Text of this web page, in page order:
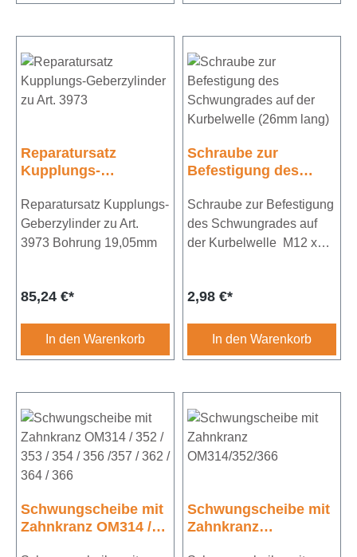
Reparatursatz
Kupplungs-
3973
Reparatursatz Kupplungs-
Geberzylinder zu Art.
3973 Bohrung 19,05mm
Regulärer Preis:
85,24 €*
In den Warenkorb
Schraube zur
Befestigung des
der Kurbelwelle
(26mm lang)
Schraube zur Befestigung
des Schwungrades auf
der Kurbelwelle M12 x
Regulärer Preis:
2,98 €*
In den Warenkorb
Schwungscheibe mit
Zahnkranz OM314 /
Schwungscheibe mit
Zahnkranz